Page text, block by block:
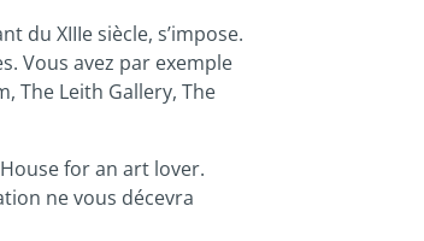
du XIIIe siècle, s’impose.
Vous avez par exemple
The Leith Gallery, The
for an art lover.
ne vous décevra